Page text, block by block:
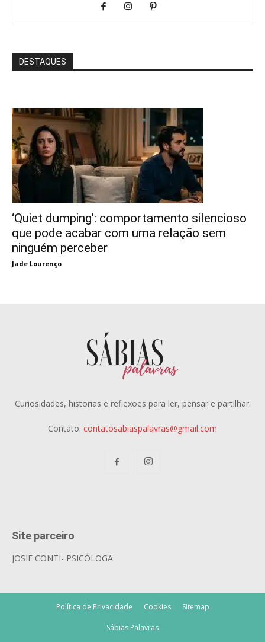
DESTAQUES
‘Quiet dumping’: comportamento silencioso
que pode acabar com uma relação sem
ninguém perceber
Jade Lourenço
Curiosidades, historias e reflexoes para ler, pensar e partilhar.
Contato: contatosabiaspalavras@gmail.com
Site parceiro
JOSIE CONTI- PSICÓLOGA
Política de Privacidade Cookies Sitemap
Sábias Palavras